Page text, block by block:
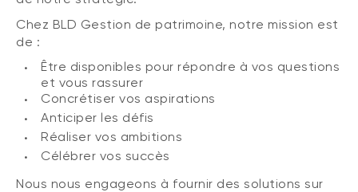
Chez BLD Gestion de patrimoine, notre mission est
de :
Être disponibles pour répondre à vos questions
et vous rassurer
Concrétiser vos aspirations
Anticiper les défis
Réaliser vos ambitions
Célébrer vos succès
Nous nous engageons à fournir des solutions sur